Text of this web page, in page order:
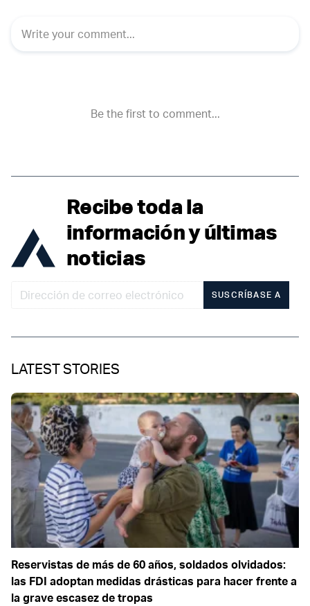
Recibe toda la
información y últimas
noticias
SUSCRÍBASE A
LATEST STORIES
Reservistas de más de 60 años, soldados olvidados:
las FDI adoptan medidas drásticas para hacer frente a
la grave escasez de tropas